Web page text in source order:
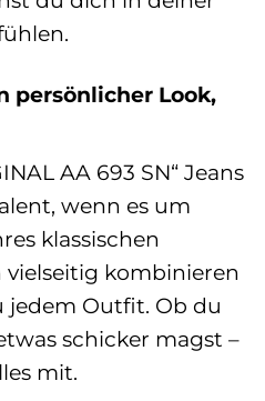
persönlicher Look,
AA 693 SN“ Jeans
wenn es um
klassischen
vielseitig kombinieren
jedem Outfit. Ob du
schicker magst –
mit.